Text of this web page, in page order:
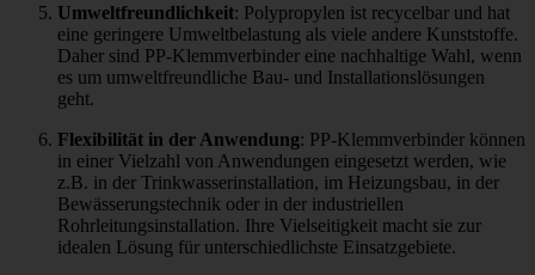
Umweltfreundlichkeit: Polypropylen ist recycelbar und hat
eine geringere Umweltbelastung als viele andere Kunststoffe.
Daher sind PP-Klemmverbinder eine nachhaltige Wahl, wenn
es um umweltfreundliche Bau- und Installationslösungen
geht.
Flexibilität in der Anwendung: PP-Klemmverbinder können
in einer Vielzahl von Anwendungen eingesetzt werden, wie
z.B. in der Trinkwasserinstallation, im Heizungsbau, in der
Bewässerungstechnik oder in der industriellen
Rohrleitungsinstallation. Ihre Vielseitigkeit macht sie zur
idealen Lösung für unterschiedlichste Einsatzgebiete.